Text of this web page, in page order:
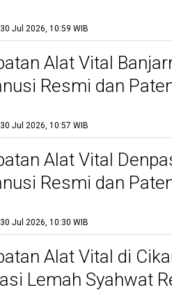
30 Jul 2026, 10:59 WIB
Alat Vital
Resmi dan
30 Jul 2026, 10:57 WIB
Alat Vital
Resmi dan
30 Jul 2026, 10:30 WIB
Alat Vital di
Lemah Syahwat